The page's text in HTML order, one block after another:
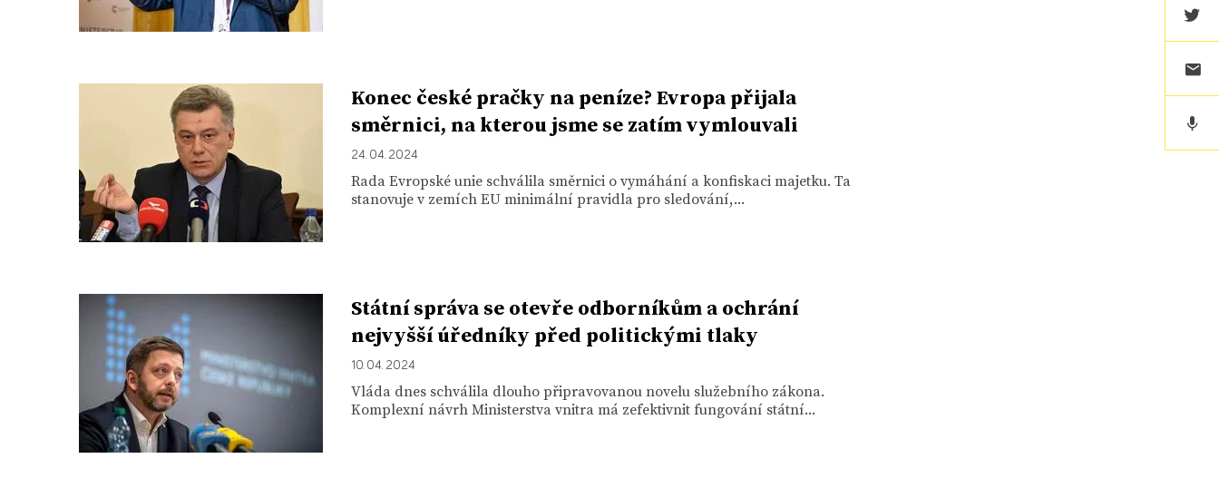
Konec české pračky na peníze? Evropa přijala
směrnici, na kterou jsme se zatím vymlouvali
24. 04. 2024
Rada Evropské unie schválila směrnici o vymáhání a konfiskaci majetku. Ta
stanovuje v zemích EU minimální pravidla pro sledování,...
Státní správa se otevře odborníkům a ochrání
nejvyšší úředníky před politickými tlaky
10. 04. 2024
Vláda dnes schválila dlouho připravovanou novelu služebního zákona.
Komplexní návrh Ministerstva vnitra má zefektivnit fungování státní...